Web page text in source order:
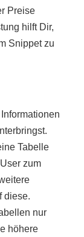
Preise
hilft Dir,
Snippet zu
Tabelle
zum
diese.
nur
höhere